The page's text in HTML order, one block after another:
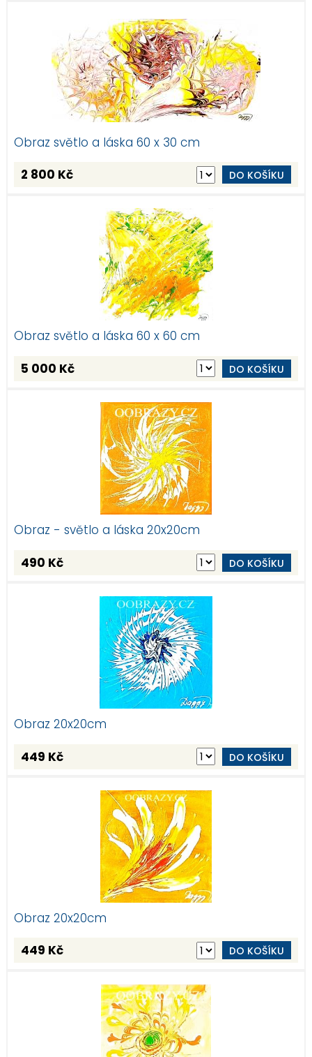
Obraz světlo a láska 60 x 30 cm
2 800 Kč
DO KOŠÍKU
Obraz světlo a láska 60 x 60 cm
5 000 Kč
DO KOŠÍKU
Obraz - světlo a láska 20x20cm
490 Kč
DO KOŠÍKU
Obraz 20x20cm
449 Kč
DO KOŠÍKU
Obraz 20x20cm
449 Kč
DO KOŠÍKU